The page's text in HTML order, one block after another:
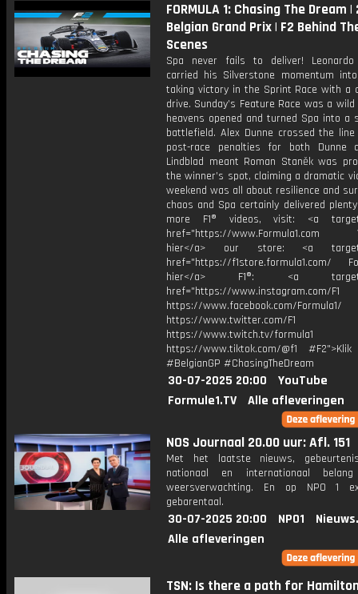
FORMULA 1: Chasing The Dream
Belgian Grand Prix | F2 Behind
Scenes
Spa never fails to deliver! Leonardo
carried his Silverstone momentum
taking victory in the Sprint Race with a
drive. Sunday’s Feature Race was a
heavens opened and turned Spa into a
battlefield. Alex Dunne crossed the
post-race penalties for both Dunne
Lindblad meant Roman Staněk was
the winner’s spot, claiming a dramatic
weekend was all about resilience and
chaos and Spa certainly delivered
more F1® videos, visit: <a
href="https://www.Formula1.com
hier</a> our store: <a
href="https://f1store.formula1.com/
hier</a> F1®: <a
href="https://www.instagram.com/F1
https://www.facebook.com/Formula1/
https://www.twitter.com/F1
https://www.twitch.tv/formula1
https://www.tiktok.com/@f1
#BelgianGP #ChasingTheDream
30-07-2025 20:00
YouTube
Formule1.TV
Alle afleveringen
NOS Journaal 20.00 uur: Afl. 151
Met het laatste nieuws,
nationaal en internationaal
weersverwachting. En op NPO 1
gebarentaal.
30-07-2025 20:00 NPO1
Alle afleveringen
TSN: Is there a path for